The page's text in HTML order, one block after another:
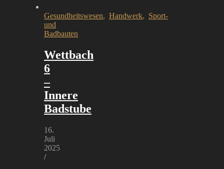
Gesundheitswesen, Handwerk, Sport-
und
Badbauten
Wettbach
6
–
Innere
Badstube
16.
Juli
2025
/